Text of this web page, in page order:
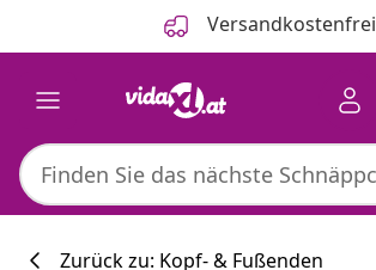
Versandkostenfrei
Zurück zu: Kopf- & Fußenden